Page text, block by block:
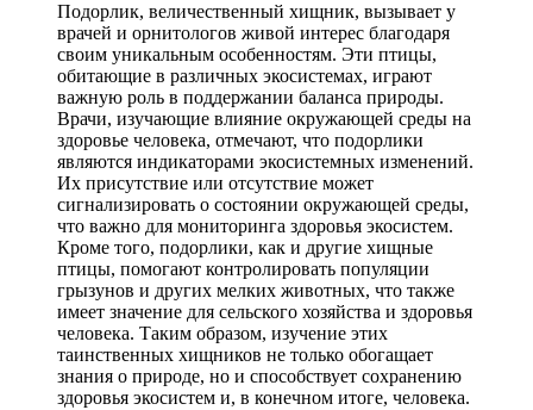
Подорлик, величественный хищник, вызывает у
врачей и орнитологов живой интерес благодаря
своим уникальным особенностям. Эти птицы,
обитающие в различных экосистемах, играют
важную роль в поддержании баланса природы.
Врачи, изучающие влияние окружающей среды на
здоровье человека, отмечают, что подорлики
являются индикаторами экосистемных изменений.
Их присутствие или отсутствие может
сигнализировать о состоянии окружающей среды,
что важно для мониторинга здоровья экосистем.
Кроме того, подорлики, как и другие хищные
птицы, помогают контролировать популяции
грызунов и других мелких животных, что также
имеет значение для сельского хозяйства и здоровья
человека. Таким образом, изучение этих
таинственных хищников не только обогащает
знания о природе, но и способствует сохранению
здоровья экосистем и, в конечном итоге, человека.